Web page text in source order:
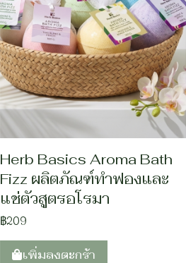
Herb Basics Aroma Bath
Fizz ผลิตภัณฑ์ทำฟองและ
แช่ตัวสูตรอโรมา
฿209
เพิ่มลงตะกร้า